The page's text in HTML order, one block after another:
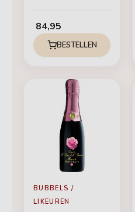
84,95
BESTELLEN
BUBBELS /
LIKEUREN